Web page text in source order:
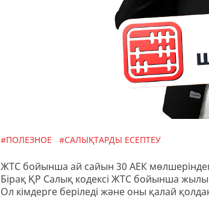
#ПОЛЕЗНОЕ #САЛЫҚТАРДЫ ЕСЕПТЕУ
ЖТС бойынша ай сайын 30 АЕК
Бірақ ҚР Салық кодексі ЖТС бойынша
Ол кімдерге беріледі және оны қалай